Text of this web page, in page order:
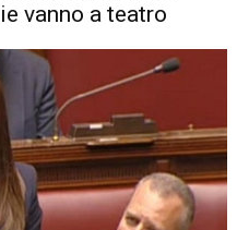
vanno a teatro